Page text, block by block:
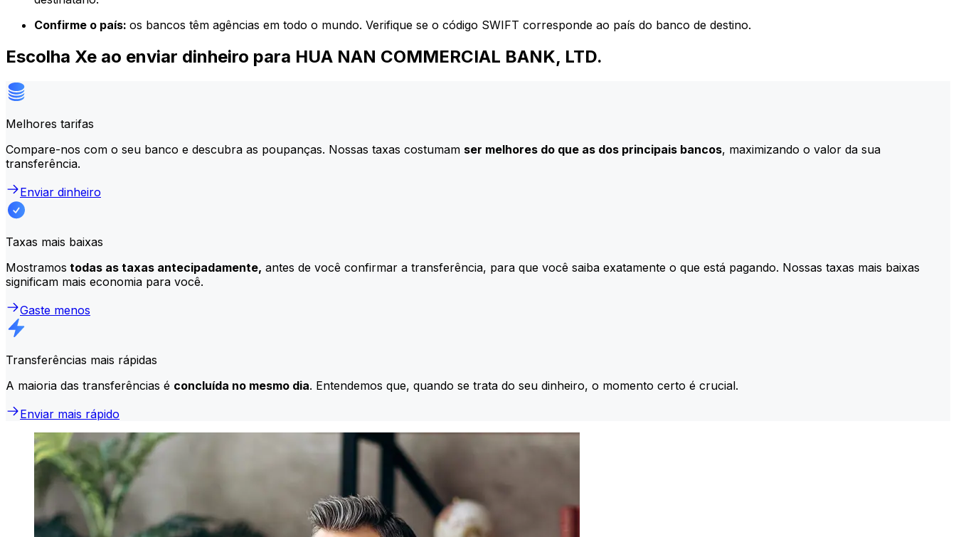
Confirme o país: os bancos têm agências em todo o mundo. Verifique se o código SWIFT corresponde ao país do banco de destino.
Escolha Xe ao enviar dinheiro para HUA NAN COMMERCIAL BANK, LTD.
Melhores tarifas
Compare-nos com o seu banco e descubra as poupanças. Nossas taxas costumam ser melhores do que as dos principais bancos, maximizando o valor da sua
transferência.
Enviar dinheiro
Taxas mais baixas
Mostramos todas as taxas antecipadamente, antes de você confirmar a transferência, para que você saiba exatamente o que está pagando. Nossas taxas mais baixas
significam mais economia para você.
Gaste menos
Transferências mais rápidas
A maioria das transferências é concluída no mesmo dia. Entendemos que, quando se trata do seu dinheiro, o momento certo é crucial.
Enviar mais rápido